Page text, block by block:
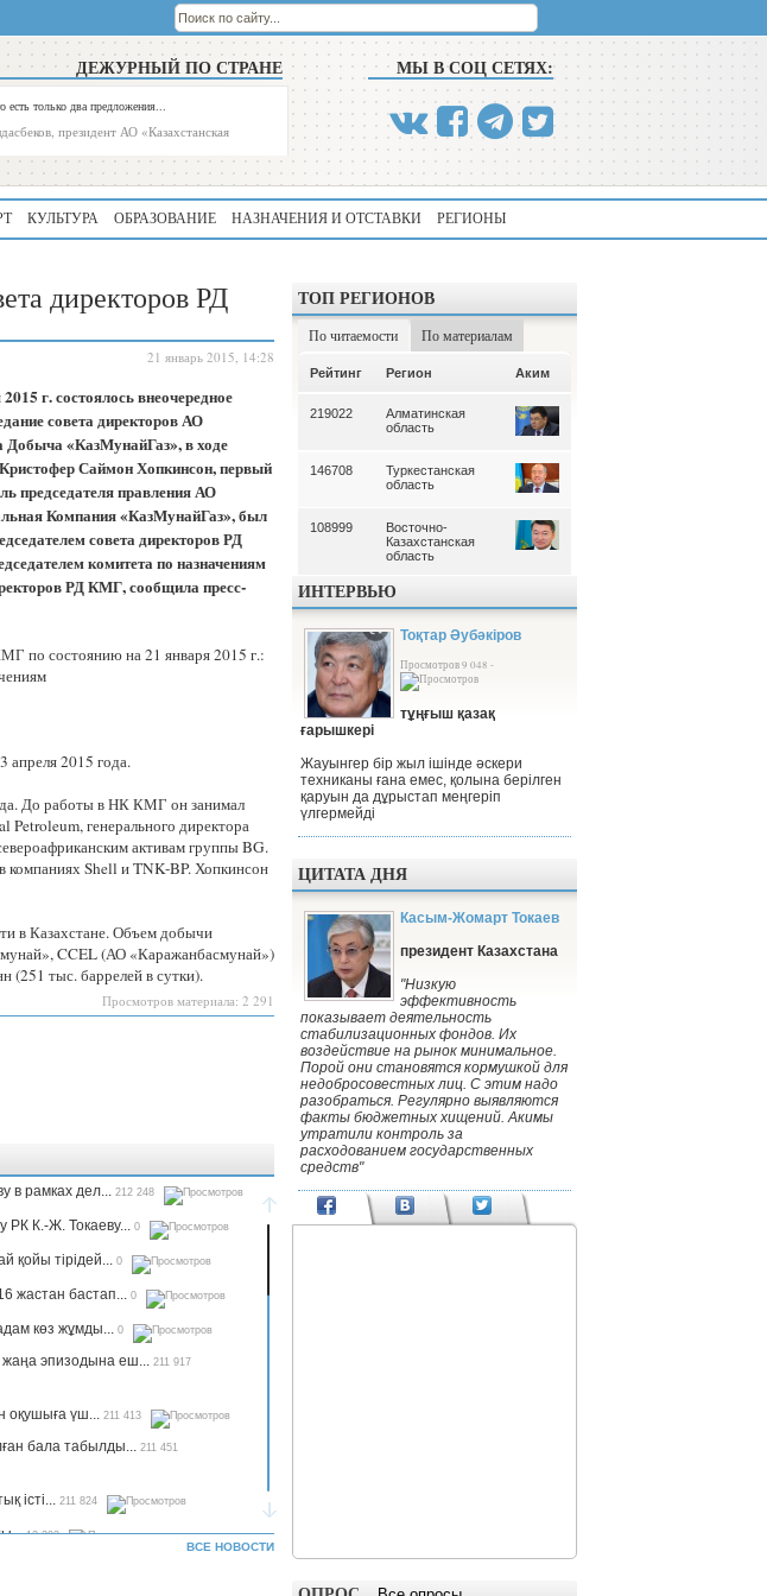
ДЕЖУРНЫЙ ПО СТРАНЕ
есть только два предложения...
президент АО «Казахстанская
МЫ В СОЦ СЕТЯХ:
КУЛЬТУРА ОБРАЗОВАНИЕ НАЗНАЧЕНИЯ И ОТСТАВКИ РЕГИОНЫ
директоров РД
21 январь 2015, 14:28
г. состоялось внеочередное
совета директоров АО
Добыча «КазМунайГаз», в ходе
Саймон Хопкинсон, первый
председателя правления АО
Компания «КазМунайГаз», был
совета директоров РД
комитета по назначениям
РД КМГ, сообщила пресс-
по состоянию на 21 января 2015 г.:
апреля 2015 года.
До работы в НК КМГ он занимал
Petroleum, генерального директора
активам группы BG.
компаниях Shell и TNK-BP. Хопкинсон
в Казахстане. Объем добычи
CCEL (АО «Каражанбасмунай»)
(251 тыс. баррелей в сутки).
Просмотров материала: 2 291
в рамках дел... 212 248
К.-Ж. Токаеву... 0
тірідей... 0
жастан бастап... 0
көз жұмды... 0
эпизодына еш... 211 917
оқушыға үш... 211 413
бала табылды... 211 451
істі... 211 824
13 303
ВСЕ НОВОСТИ
ТОП РЕГИОНОВ
По читаемости По материалам
Алматинская
область
195
Туркестанская
Казахстанская
Рейтинг Регион Аким
219022
Алматинская
область
146708
Туркестанская
область
108999
Восточно-
Казахстанская
область
ИНТЕРВЬЮ
Тоқтар Әубәкіров
Просмотров 9 048 -
тұңғыш қазақ
ғарышкері
Жауынгер бір жыл ішінде әскери
техниканы ғана емес, қолына берілген
қаруын да дұрыстап меңгеріп
үлгермейді
ЦИТАТА ДНЯ
Касым-Жомарт Токаев
президент Казахстана
"Низкую
эффективность
показывает деятельность
стабилизационных фондов. Их
воздействие на рынок минимальное.
Порой они становятся кормушкой для
недобросовестных лиц. С этим надо
разобраться. Регулярно выявляются
факты бюджетных хищений. Акимы
утратили контроль за
расходованием государственных
средств"